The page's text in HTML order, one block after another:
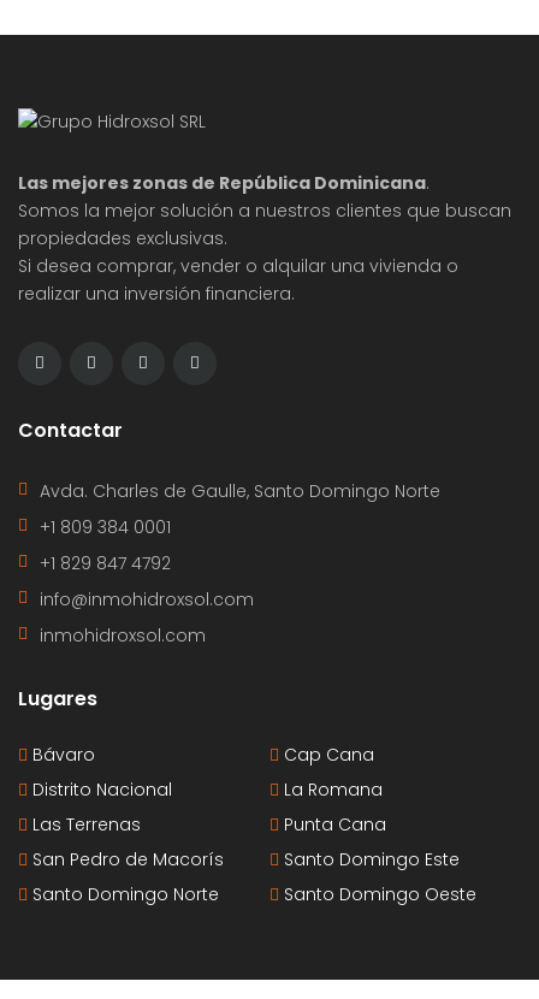
Las mejores zonas de República Dominicana.
Somos la mejor solución a nuestros clientes que buscan
propiedades exclusivas.
Si desea comprar, vender o alquilar una vivienda o
realizar una inversión financiera.
Contactar
Avda. Charles de Gaulle, Santo Domingo Norte
+1 809 384 0001
+1 829 847 4792
info@inmohidroxsol.com
inmohidroxsol.com
Lugares
Bávaro
Cap Cana
Distrito Nacional
La Romana
Las Terrenas
Punta Cana
San Pedro de Macorís
Santo Domingo Este
Santo Domingo Norte
Santo Domingo Oeste